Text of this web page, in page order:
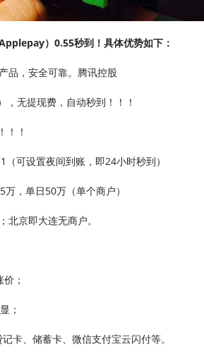
）0.55秒到！具体优势如下：
品，安全可靠。腾讯控股
无提现费，自动秒到！！！
！！
可设置夜间到账，即24小时秒到）
，单日50万（单个商户）
北京即大连无商户。
；
；
卡、储蓄卡、微信支付宝云闪付等。